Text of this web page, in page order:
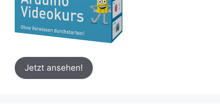
Jetzt ansehen!